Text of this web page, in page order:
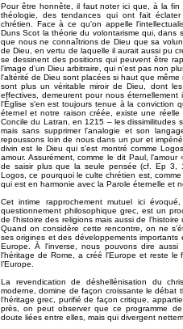
Pour être honnête, il faut noter ici que, à la
théologie, des tendances qui ont fait
chrétien. Face à ce qu'on appelle
Duns Scot la théorie du volontarisme qui, dans
que nous ne connaîtrions de Dieu que sa
de Dieu, en vertu de laquelle il aurait aussi pu
se dessinent des positions qui peuvent être
l'image d'un Dieu arbitraire, qui n'est pas non
l'altérité de Dieu sont placées si haut que
sont plus un véritable miroir de Dieu, dont
effectives, demeurent pour nous
l'Église s'en est toujours tenue à la conviction
éternel et notre raison créée, existe une
Concile du Latran, en 1215 – les dissimilitudes
mais sans supprimer l'analogie et son
repoussons loin de nous dans un pur et
divin est le Dieu qui s'est montré comme
amour. Assurément, comme le dit Paul,
de saisir plus que la seule pensée (cf. Ep 3,
Logos, ce pourquoi le culte chrétien est, comme
qui est en harmonie avec la Parole éternelle et
Cet intime rapprochement mutuel ici
questionnement philosophique grec, est un
de l'histoire des religions mais aussi de
Quand on considère cette rencontre, on ne
ses origines et des développements
Europe. À l'inverse, nous pouvons dire
l'héritage de Rome, a créé l'Europe et reste
l’Europe.
La revendication de déshellénisation du
moderne, domine de façon croissante le débat
l'héritage grec, purifié de façon critique,
près, on peut observer que ce programme
doute liées entre elles, mais qui divergent